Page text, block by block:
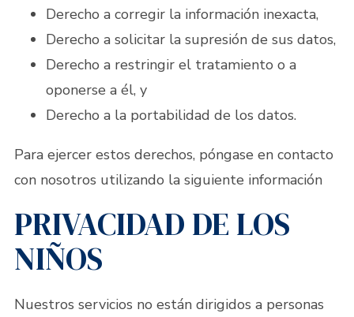
Derecho a corregir la información inexacta,
Derecho a solicitar la supresión de sus datos,
Derecho a restringir el tratamiento o a
oponerse a él, y
Derecho a la portabilidad de los datos.
Para ejercer estos derechos, póngase en contacto
con nosotros utilizando la siguiente información
PRIVACIDAD DE LOS
NIÑOS
Nuestros servicios no están dirigidos a personas